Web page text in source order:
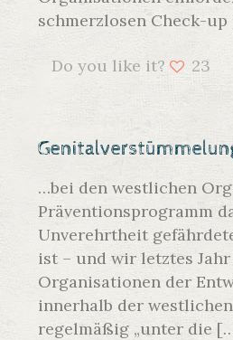
schmerzlosen Check-up
Do you like it? 23
…bei den westlichen
Präventionsprogramm
Unverehrtheit
ist – und wir letztes
Organisationen der
innerhalb der
regelmäßig „unter die